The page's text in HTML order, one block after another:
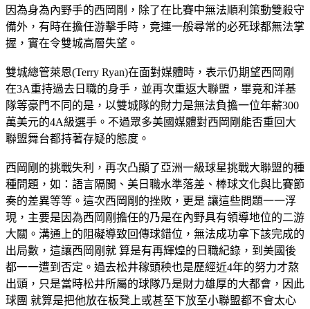
因為身為內野手的西岡剛，除了在比賽中無法順利策動雙殺守
備外，有時在擔任游擊手時，竟連一般尋常的必死球都無法掌
握，實在令雙城高層失望。
雙城總管萊恩(Terry Ryan)在面對媒體時，表示仍期望西岡剛
在3A重持過去日職的身手，並再次重返大聯盟，畢竟和洋基
隊等豪門不同的是，以雙城隊的財力是無法負擔一位年薪300
萬美元的4A級選手。不過眾多美國媒體對西岡剛能否重回大
聯盟舞台都持著存疑的態度。
西岡剛的挑戰失利，再次凸顯了亞洲一級球星挑戰大聯盟的種
種問題，如：語言隔閡、美日職水準落差、棒球文化與比賽節
奏的差異等等。這次西岡剛的挫敗，更是 讓這些問題一一浮
現，主要是因為西岡剛擔任的乃是在內野具有領導地位的二游
大關。溝通上的阻礙導致回傳球錯位，無法成功拿下該完成的
出局數，這讓西岡剛就 算是有再輝煌的日職紀錄，到美國後
都一一遭到否定。過去松井稼頭秧也是歷經近4年的努力才熬
出頭，只是當時松井所屬的球隊乃是財力雄厚的大都會，因此
球團 就算是把他放在板凳上或甚至下放至小聯盟都不會太心